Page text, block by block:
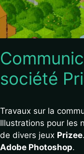
société
Travaux sur la
Illustrations pour les
de divers jeux Prizee.
Adobe Photoshop.